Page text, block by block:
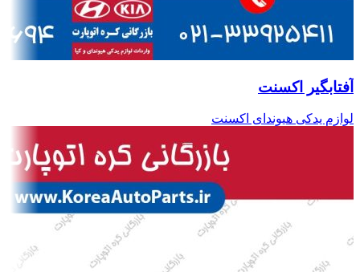
آفتابگیر اکسنت
لوازم یدکی هیوندای اکسنت